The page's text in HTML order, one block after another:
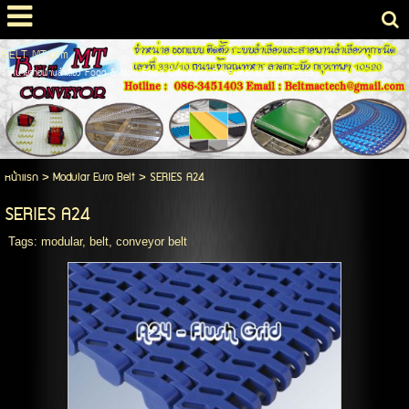
BELT MT.com
จำหน่ายสายพานลำเลียง Food & Non Food Conveyor Belts เคร่องจักรอุตสาหกรรม
หน้าแรก>Modular Euro Belt> SERIES A24
SERIES A24
Tags: modular, belt, conveyor belt